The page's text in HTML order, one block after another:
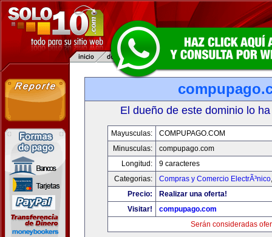
El dueño de este dominio lo
Mayusculas:
COMPUPAGO.COM
Minusculas:
compupago.com
Longitud:
9 caracteres
Categorias:
Compras y Comercio ElectrÃ³nico
Precio:
Realizar una oferta!
Visitar!
compupago.com
Serán consideradas